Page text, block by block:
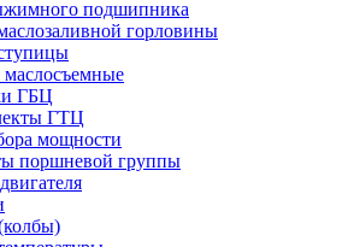
подшипника
горловины
ГБЦ
ГТЦ
мощности
поршневой группы